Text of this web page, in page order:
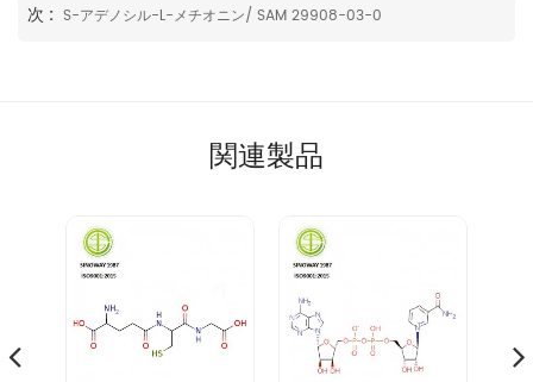
次 : S-アデノシル-L-メチオニン/ SAM 29908-03-0
関連製品